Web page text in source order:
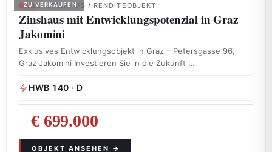
ZU VERKAUFEN
GRAZ· ZINSHAUS / RENDITEOBJEKT
Zinshaus mit Entwicklungspotenzial in Graz
Jakomini
Exklusives Entwicklungsobjekt in Graz – Petersgasse 96,
Graz Jakomini Investieren Sie in die Zukunft …
HWB 140 · D
€ 699.000